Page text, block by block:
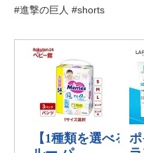
#進撃の巨人 #shorts